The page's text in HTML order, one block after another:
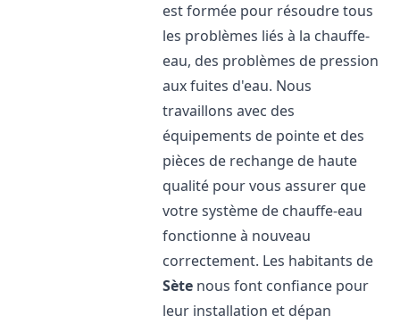
est formée pour résoudre tous
les problèmes liés à la chauffe-
eau, des problèmes de pression
aux fuites d'eau. Nous
travaillons avec des
équipements de pointe et des
pièces de rechange de haute
qualité pour vous assurer que
votre système de chauffe-eau
fonctionne à nouveau
correctement. Les habitants de
Sète nous font confiance pour
leur installation et dépan